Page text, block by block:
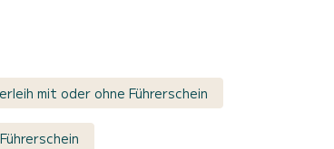
mit oder ohne Führerschein